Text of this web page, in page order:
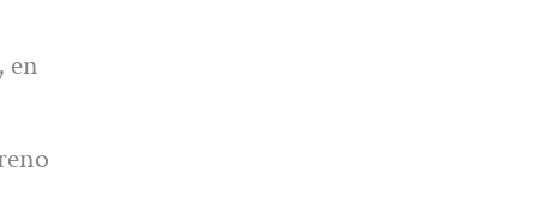
en